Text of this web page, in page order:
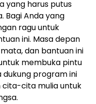
yang harus putus
Bagi Anda yang
ragu untuk
ini. Masa depan
dan bantuan ini
membuka pintu
dukung program ini
cita-cita mulia untuk